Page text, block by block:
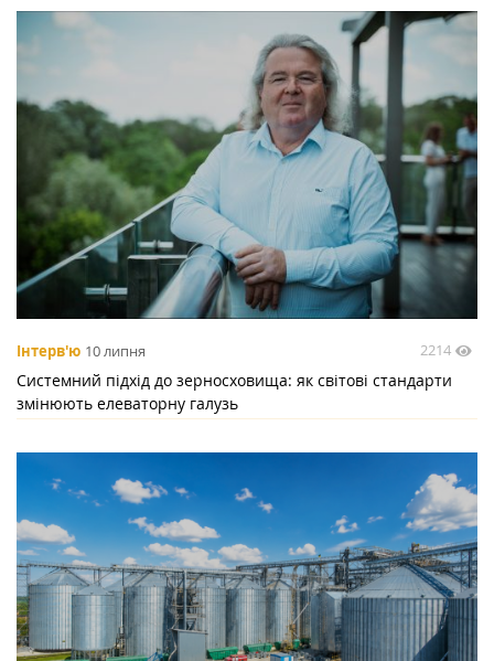
Інтерв'ю 10 липня 2214
Системний підхід до зерносховища: як світові стандарти
змінюють елеваторну галузь